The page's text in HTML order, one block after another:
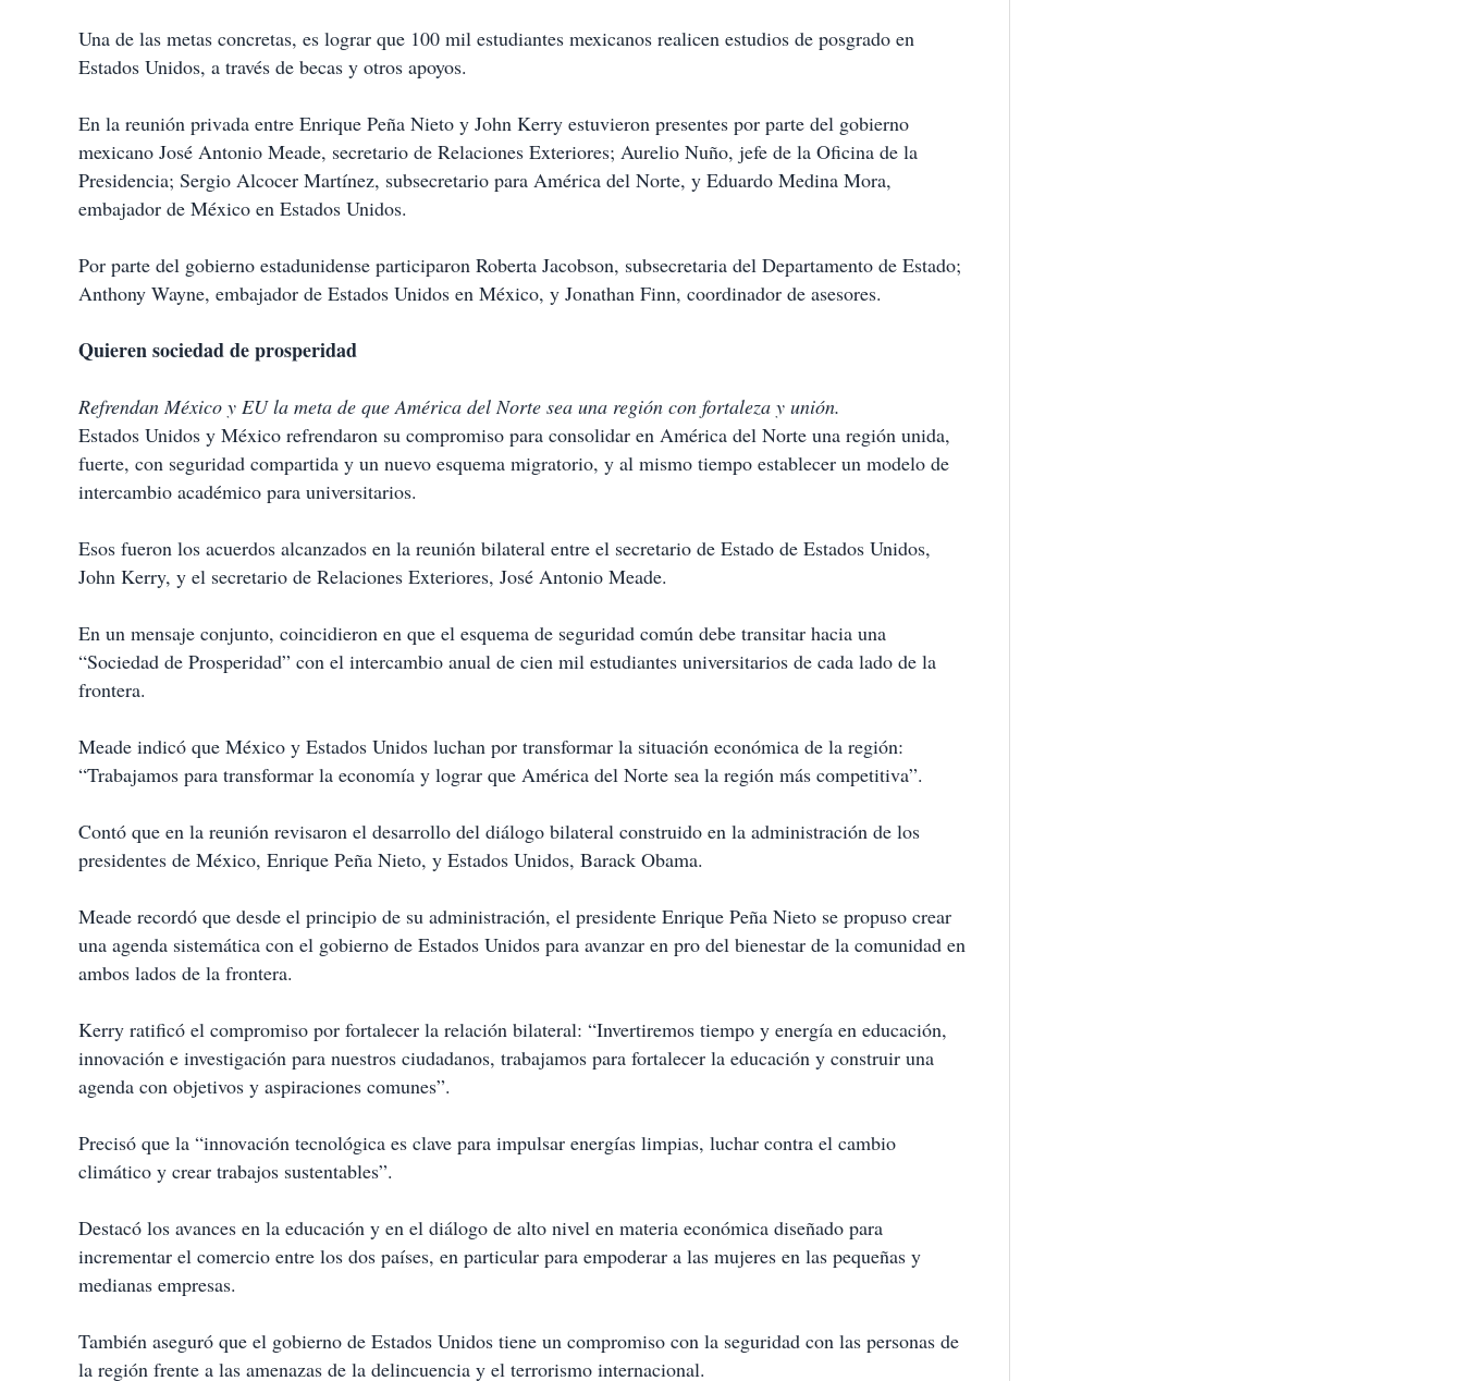
Una de las metas concretas, es lograr que 100 mil estudiantes mexicanos realicen estudios de posgrado en
Estados Unidos, a través de becas y otros apoyos.
En la reunión privada entre Enrique Peña Nieto y John Kerry estuvieron presentes por parte del gobierno
mexicano José Antonio Meade, secretario de Relaciones Exteriores; Aurelio Nuño, jefe de la Oficina de la
Presidencia; Sergio Alcocer Martínez, subsecretario para América del Norte, y Eduardo Medina Mora,
embajador de México en Estados Unidos.
Por parte del gobierno estadunidense participaron Roberta Jacobson, subsecretaria del Departamento de Estado;
Anthony Wayne, embajador de Estados Unidos en México, y Jonathan Finn, coordinador de asesores.
Quieren sociedad de prosperidad
Refrendan México y EU la meta de que América del Norte sea una región con fortaleza y unión.
Estados Unidos y México refrendaron su compromiso para consolidar en América del Norte una región unida,
fuerte, con seguridad compartida y un nuevo esquema migratorio, y al mismo tiempo establecer un modelo de
intercambio académico para universitarios.
Esos fueron los acuerdos alcanzados en la reunión bilateral entre el secretario de Estado de Estados Unidos,
John Kerry, y el secretario de Relaciones Exteriores, José Antonio Meade.
En un mensaje conjunto, coincidieron en que el esquema de seguridad común debe transitar hacia una
“Sociedad de Prosperidad” con el intercambio anual de cien mil estudiantes universitarios de cada lado de la
frontera.
Meade indicó que México y Estados Unidos luchan por transformar la situación económica de la región:
“Trabajamos para transformar la economía y lograr que América del Norte sea la región más competitiva”.
Contó que en la reunión revisaron el desarrollo del diálogo bilateral construido en la administración de los
presidentes de México, Enrique Peña Nieto, y Estados Unidos, Barack Obama.
Meade recordó que desde el principio de su administración, el presidente Enrique Peña Nieto se propuso crear
una agenda sistemática con el gobierno de Estados Unidos para avanzar en pro del bienestar de la comunidad en
ambos lados de la frontera.
Kerry ratificó el compromiso por fortalecer la relación bilateral: “Invertiremos tiempo y energía en educación,
innovación e investigación para nuestros ciudadanos, trabajamos para fortalecer la educación y construir una
agenda con objetivos y aspiraciones comunes”.
Precisó que la “innovación tecnológica es clave para impulsar energías limpias, luchar contra el cambio
climático y crear trabajos sustentables”.
Destacó los avances en la educación y en el diálogo de alto nivel en materia económica diseñado para
incrementar el comercio entre los dos países, en particular para empoderar a las mujeres en las pequeñas y
medianas empresas.
También aseguró que el gobierno de Estados Unidos tiene un compromiso con la seguridad con las personas de
la región frente a las amenazas de la delincuencia y el terrorismo internacional.